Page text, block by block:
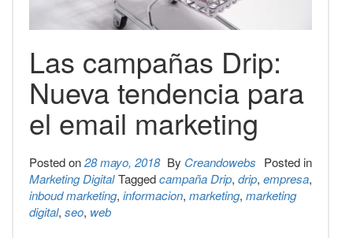
Las campañas Drip:
Nueva tendencia para
el email marketing
Posted on28 mayo, 2018 By Creandowebs Posted in
Marketing Digital Taggedcampaña Drip, drip, empresa,
inboud marketing, informacion, marketing, marketing
digital, seo, web